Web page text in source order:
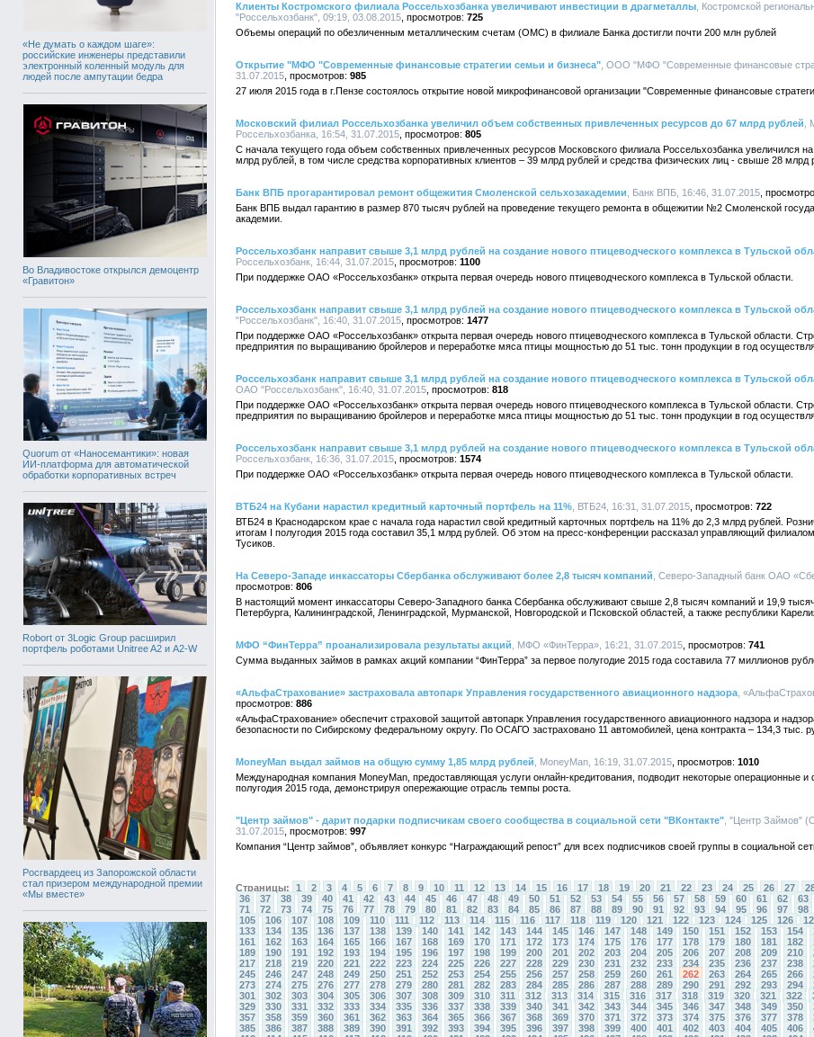
«Не думать о каждом шаге»:
российские инженеры представили
электронный коленный модуль для
людей после ампутации бедра
Во Владивостоке открылся демоцентр
«Гравитон»
Quorum от «Наносемантики»: новая
ИИ-платформа для автоматической
обработки корпоративных встреч
Robort от 3Logic Group расширил
портфель роботами Unitree A2 и A2-W
Росгвардеец из Запорожской области
стал призером международной премии
«Мы вместе»
Клиенты Костромского филиала Россельхозбанка увеличивают инвестиции в драгметаллы , Костромской
"Россельхозбанк", 09:19, 03.08.2015
725
Объемы операций по обезличенным металлическим счетам (ОМС) в филиале Банка достигли почти 200 млн рублей
Открытие "МФО "Современные финансовые стратегии семьи и бизнеса" , ООО "МФО "Современные финансовые
31.07.2015
985
27 июля 2015 года в г.Пензе состоялось открытие новой микрофинансовой организации "Современные финансовые
Московский филиал Россельхозбанка увеличил объем собственных привлеченных ресурсов до 67 млрд рублей ,
Россельхозбанка, 16:54, 31.07.2015
805
С начала текущего года объем собственных привлеченных ресурсов Московского филиала Россельхозбанка увеличился
млрд рублей, в том числе средства корпоративных клиентов – 39 млрд рублей и средства физических лиц - свыше 28 млрд
Банк ВПБ прогарантировал ремонт общежития Смоленской сельхозакадемии , Банк ВПБ, 16:46, 31.07.2015
Банк ВПБ выдал гарантию в размер 870 тысяч рублей на проведение текущего ремонта в общежитии №2 Смоленской
академии.
Россельхозбанк направит свыше 3,1 млрд рублей на создание нового птицеводческого комплекса в Тульской
Россельхозбанк, 16:44, 31.07.2015
1100
При поддержке ОАО «Россельхозбанк» открыта первая очередь нового птицеводческого комплекса в Тульской области.
Россельхозбанк направит свыше 3,1 млрд рублей на создание нового птицеводческого комплекса в Тульской
"Россельхозбанк", 16:40, 31.07.2015
1477
При поддержке ОАО «Россельхозбанк» открыта первая очередь нового птицеводческого комплекса в Тульской области.
предприятия по выращиванию бройлеров и переработке мяса птицы мощностью до 51 тыс. тонн продукции в год
Россельхозбанк направит свыше 3,1 млрд рублей на создание нового птицеводческого комплекса в Тульской
ОАО "Россельхозбанк", 16:40, 31.07.2015
818
При поддержке ОАО «Россельхозбанк» открыта первая очередь нового птицеводческого комплекса в Тульской области.
предприятия по выращиванию бройлеров и переработке мяса птицы мощностью до 51 тыс. тонн продукции в год
Россельхозбанк направит свыше 3,1 млрд рублей на создание нового птицеводческого комплекса в Тульской
Россельхозбанк, 16:36, 31.07.2015
1574
При поддержке ОАО «Россельхозбанк» открыта первая очередь нового птицеводческого комплекса в Тульской области.
ВТБ24 на Кубани нарастил кредитный карточный портфель на 11% , ВТБ24, 16:31, 31.07.2015
722
ВТБ24 в Краснодарском крае с начала года нарастил свой кредитный карточных портфель на 11% до 2,3 млрд рублей.
итогам I полугодия 2015 года составил 35,1 млрд рублей. Об этом на пресс-конференции рассказал управляющий
Тусиков.
На Северо-Западе инкассаторы Сбербанка обслуживают более 2,8 тысяч компаний , Северо-Западный банк ОАО
806
В настоящий момент инкассаторы Северо-Западного банка Сбербанка обслуживают свыше 2,8 тысяч компаний и 19,9
Петербурга, Калининградской, Ленинградской, Мурманской, Новгородской и Псковской областей, а также республики
МФО “ФинТерра” проанализировала результаты акций , МФО «ФинТерра», 16:21, 31.07.2015
741
Сумма выданных займов в рамках акций компании “ФинТерра” за первое полугодие 2015 года составила 77 миллионов
«АльфаСтрахование» застраховала автопарк Управления государственного авиационного надзора ,
886
«АльфаСтрахование» обеспечит страховой защитой автопарк Управления государственного авиационного надзора и
безопасности по Сибирскому федеральному округу. По ОСАГО застраховано 11 автомобилей, цена контракта – 134,3 тыс.
MoneyMan выдал займов на общую сумму 1,85 млрд рублей , MoneyMan, 16:19, 31.07.2015
1010
Международная компания MoneyMan, предоставляющая услуги онлайн-кредитования, подводит некоторые операционные и
полугодия 2015 года, демонстрируя опережающие отрасль темпы роста.
"Центр займов" - дарит подарки подписчикам своего сообщества в социальной сети "ВКонтакте" , "Центр Займов"
31.07.2015
997
Компания “Центр займов”, объявляет конкурс “Награждающий репост” для всех подписчиков своей группы в социальной
Страницы: 1 2 3 4 5 6 7 8 9 10 11 12 13 14 15 16 17 18 19 20 21 22 23 24 25 26 27
36
37 38 39 40 41 42 43 44 45 46 47 48 49 50 51 52 53 54 55 56 57 58 59 60 61 62 63
71
72 73 74 75 76 77 78 79 80 81 82 83 84 85 86 87 88 89 90 91 92 93 94 95 96 97 98
105
106 107 108 109 110 111 112 113 114 115 116 117 118 119 120 121 122 123 124 125 126
133
134 135 136 137 138 139 140 141 142 143 144 145 146 147 148 149 150 151 152 153 154
161
162 163 164 165 166 167 168 169 170 171 172 173 174 175 176 177 178 179 180 181 182
189
190 191 192 193 194 195 196 197 198 199 200 201 202 203 204 205 206 207 208 209 210
217
218 219 220 221 222 223 224 225 226 227 228 229 230 231 232 233 234 235 236 237 238
245
246 247 248 249 250 251 252 253 254 255 256 257 258 259 260 261 262 263 264 265 266
273
274 275 276 277 278 279 280 281 282 283 284 285 286 287 288 289 290 291 292 293 294
301
302 303 304 305 306 307 308 309 310 311 312 313 314 315 316 317 318 319 320 321 322
329
330 331 332 333 334 335 336 337 338 339 340 341 342 343 344 345 346 347 348 349 350
357
358 359 360 361 362 363 364 365 366 367 368 369 370 371 372 373 374 375 376 377 378
385
386 387 388 389 390 391 392 393 394 395 396 397 398 399 400 401 402 403 404 405 406